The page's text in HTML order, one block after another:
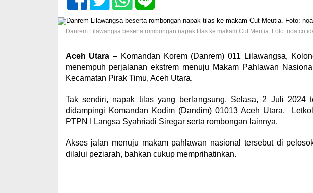
Danrem Lilawangsa beserta rombongan napak tilas ke makam Cut Meutia. Foto:
Aceh Utara– Komandan Korem (Danrem) 011 Lilawangsa,
menempuh perjalanan ekstrem menuju Makam Pahlawan
Kecamatan Pirak Timu, Aceh Utara.
Tak sendiri, napak tilas yang berlangsung, Selasa, 2 Juli 2024
didampingi Komandan Kodim (Dandim) 01013 Aceh Utara,
PTPN I Langsa Syahriadi Siregar serta rombongan lainnya.
Akses jalan menuju makam pahlawan nasional tersebut di
dilalui peziarah, bahkan cukup memprihatinkan.